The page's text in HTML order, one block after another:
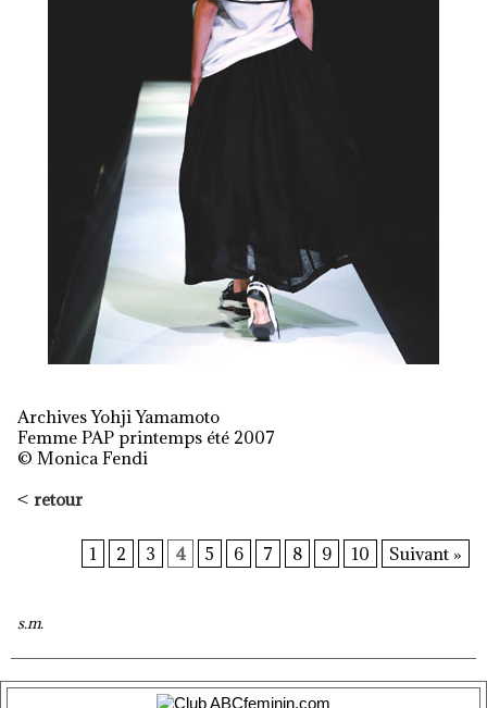
Archives Yohji Yamamoto
Femme PAP printemps été 2007
© Monica Fendi
< retour
1 2 3 4 5 6 7 8 9 10 Suivant »
s.m.